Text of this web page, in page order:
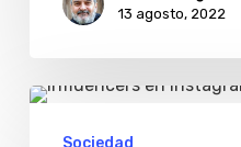
13 agosto, 2022
¿Instagram
Sociedad